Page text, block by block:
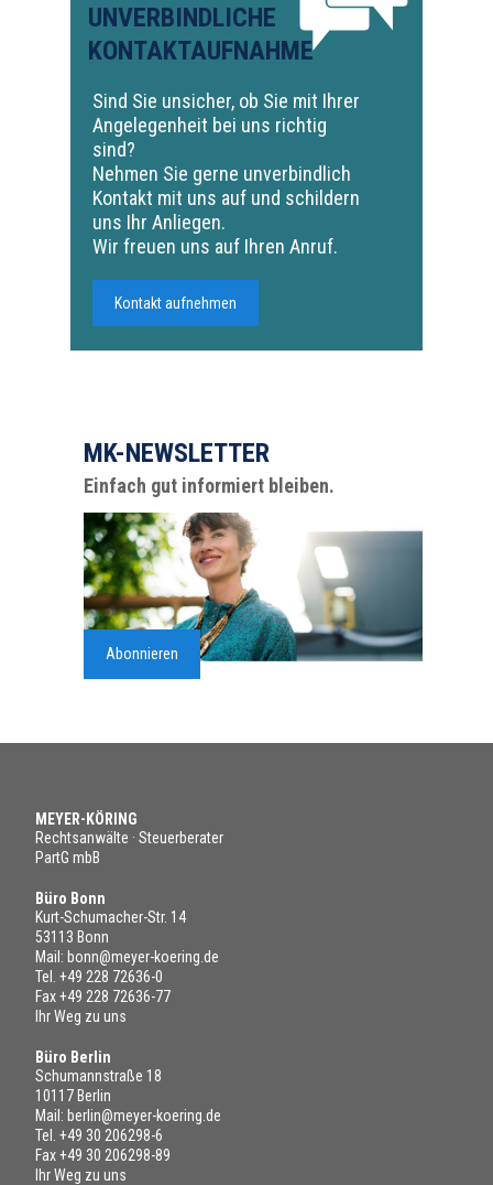
UNVERBINDLICHE
KONTAKTAUFNAHME
Sind Sie unsicher, ob Sie mit Ihrer
Angelegenheit bei uns richtig
sind?
Nehmen Sie gerne unverbindlich
Kontakt mit uns auf und schildern
uns Ihr Anliegen.
Wir freuen uns auf Ihren Anruf.
Kontakt aufnehmen
MK-NEWSLETTER
Einfach gut informiert bleiben.
Abonnieren
MEYER-KÖRING
Rechtsanwälte · Steuerberater
PartG mbB
Büro Bonn
Kurt-Schumacher-Str. 14
53113 Bonn
Mail: bonn@meyer-koering.de
Tel. +49 228 72636-0
Fax +49 228 72636-77
Ihr Weg zu uns
Büro Berlin
Schumannstraße 18
10117 Berlin
Mail: berlin@meyer-koering.de
Tel. +49 30 206298-6
Fax +49 30 206298-89
Ihr Weg zu uns